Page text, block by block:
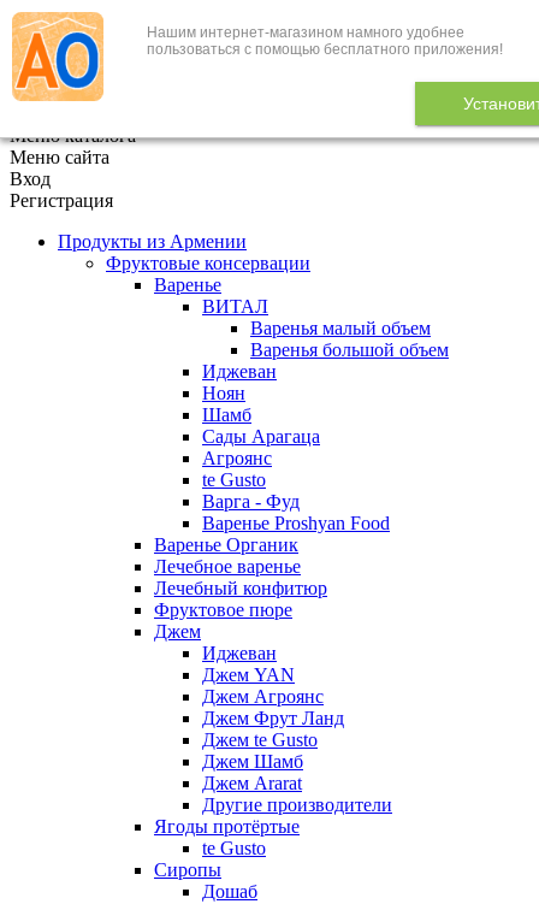
Нашим интернет-магазином намного удобнее
пользоваться с помощью бесплатного приложения!
+7 (495) 646-888-1
В корзине 0
Меню каталога
Меню сайта
Вход
Регистрация
Продукты из Армении
Фруктовые консервации
Варенье
ВИТАЛ
Варенья малый объем
Варенья большой объем
Иджеван
Ноян
Шамб
Сады Арагаца
Агроянс
te Gusto
Варга - Фуд
Варенье Proshyan Food
Варенье Органик
Лечебное варенье
Лечебный конфитюр
Фруктовое пюре
Джем
Иджеван
Джем YAN
Джем Агроянс
Джем Фрут Ланд
Джем te Gusto
Джем Шамб
Джем Ararat
Другие производители
Ягоды протёртые
te Gusto
Сиропы
Дошаб